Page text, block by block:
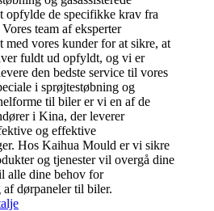
opfylde de specifikke krav fra
team af eksperter
med vores kunder for at sikre, at
fuldt ud opfyldt, og vi er
den bedste service til vores
i sprøjtestøbning og
til biler er vi en af ​​de
i Kina, der leverer
og effektive
Hos Kaihua Mould er vi sikre
og tjenester vil overgå dine
alle dine behov for
af dørpaneler til biler.